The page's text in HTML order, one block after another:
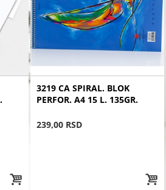
3219 CA SPIRAL. BLOK
PERFOR. A4 15 L. 135GR.
239,00 RSD